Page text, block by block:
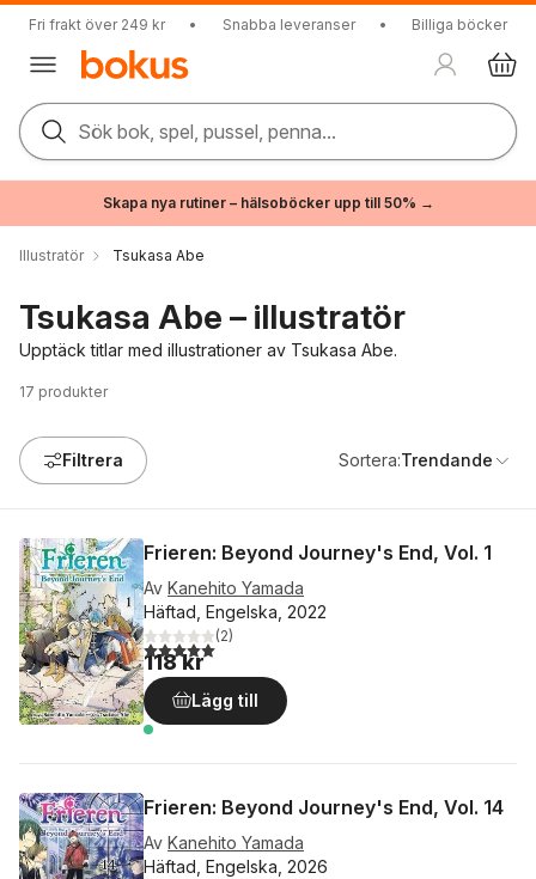
Fri frakt över 249 kr • Snabba leveranser • Billiga böcker
Sök bok, spel, pussel, penna...
Skapa nya rutiner – hälsoböcker upp till 50% →
Illustratör Tsukasa Abe
Tsukasa Abe – illustratör
Upptäck titlar med illustrationer av Tsukasa Abe.
17 produkter
Filtrera Sortera:Trendande
Frieren: Beyond Journey's End, Vol. 1
Av Kanehito Yamada
Häftad, Engelska, 2022
5,0utav 5 stjärnor. Totalt antal röster:
(2)
118 kr
Lägg till
Frieren: Beyond Journey's End, Vol. 14
Av Kanehito Yamada
Häftad, Engelska, 2026